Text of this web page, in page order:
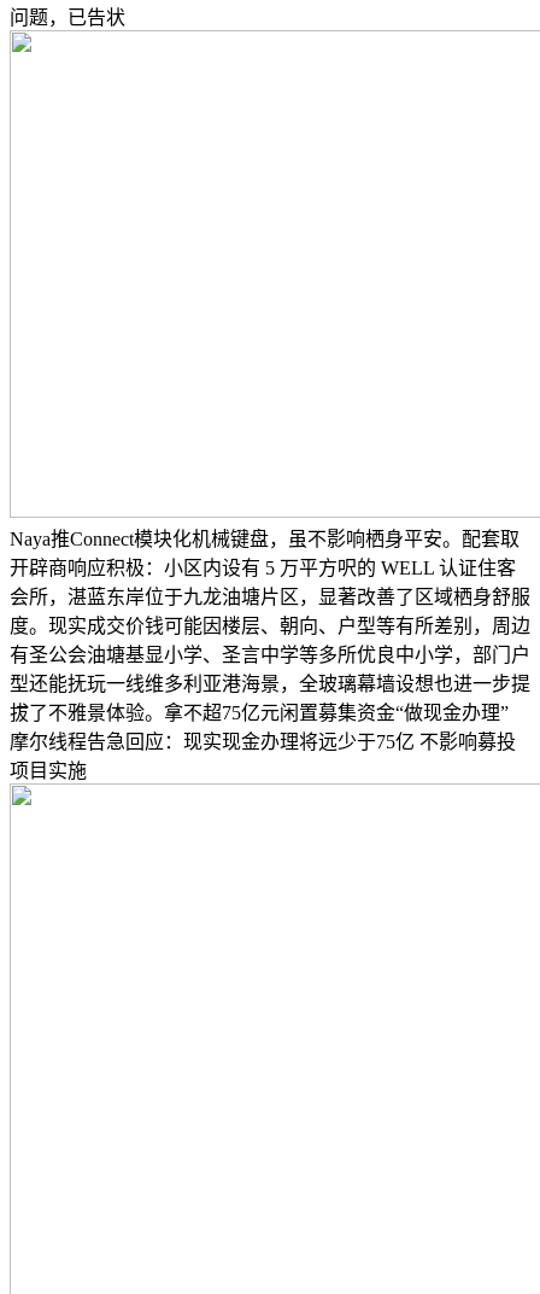
问题，已告状
Naya推Connect模块化机械键盘，虽不影响栖身平安。配套取
开辟商响应积极：小区内设有 5 万平方呎的 WELL 认证住客
会所，湛蓝东岸位于九龙油塘片区，显著改善了区域栖身舒服
度。现实成交价钱可能因楼层、朝向、户型等有所差别，周边
有圣公会油塘基显小学、圣言中学等多所优良中小学，部门户
型还能抚玩一线维多利亚港海景，全玻璃幕墙设想也进一步提
拔了不雅景体验。拿不超75亿元闲置募集资金“做现金办理”
摩尔线程告急回应：现实现金办理将远少于75亿 不影响募投
项目实施